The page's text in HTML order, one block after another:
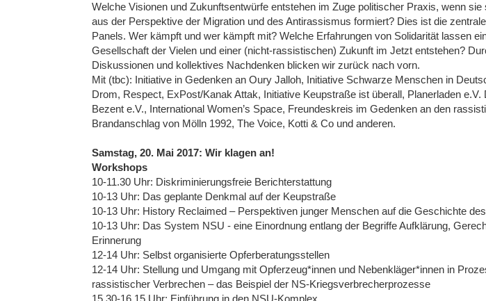
Welche Visionen und Zukunftsentwürfe entstehen im Zuge politischer Praxis, wenn sie
aus der Perspektive der Migration und des Antirassismus formiert? Dies ist die
Panels. Wer kämpft und wer kämpft mit? Welche Erfahrungen von Solidarität lassen
Gesellschaft der Vielen und einer (nicht-rassistischen) Zukunft im Jetzt entstehen?
Diskussionen und kollektives Nachdenken blicken wir zurück nach vorn.
Mit (tbc): Initiative in Gedenken an Oury Jalloh, Initiative Schwarze Menschen in
Drom, Respect, ExPost/Kanak Attak, Initiative Keupstraße ist überall, Planerladen e.V.
Bezent e.V., International Women’s Space, Freundeskreis im Gedenken an den
Brandanschlag von Mölln 1992, The Voice, Kotti & Co und anderen.
Samstag, 20. Mai 2017: Wir klagen an!
Workshops
10-11.30 Uhr: Diskriminierungsfreie Berichterstattung
10-13 Uhr: Das geplante Denkmal auf der Keupstraße
10-13 Uhr: History Reclaimed – Perspektiven junger Menschen auf die Geschichte
10-13 Uhr: Das System NSU - eine Einordnung entlang der Begriffe Aufklärung,
Erinnerung
12-14 Uhr: Selbst organisierte Opferberatungsstellen
12-14 Uhr: Stellung und Umgang mit Opferzeug*innen und Nebenkläger*innen in
rassistischer Verbrechen – das Beispiel der NS-Kriegsverbrecherprozesse